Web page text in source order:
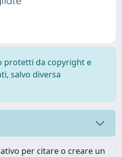
protetti da copyright e
salvo diversa
per citare o creare un